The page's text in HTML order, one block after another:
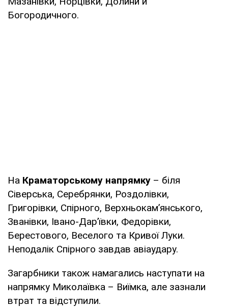
Богородичного.
На Краматорському напрямку – біля
Сіверська, Серебрянки, Роздолівки,
Григорівки, Спірного, Верхньокам’янського,
Званівки, Івано-Дар’ївки, Федорівки,
Берестового, Веселого та Кривої Луки.
Неподалік Спірного завдав авіаудару.
Загарбники також намагались наступати на
напрямку Миколаївка – Виїмка, але зазнали
втрат та відступили.